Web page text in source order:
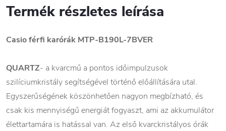
Termék részletes leírása
Casio férfi karórák MTP-B190L-7BVER
QUARTZ- a kvarcmű a pontos időimpulzusok
szilíciumkristály segítségével történő előállítására utal.
Egyszerűségének köszönhetően nagyon megbízható, és
csak kis mennyiségű energiát fogyaszt, ami az akkumulátor
élettartamára is hatással van. Az első kvarckristályos órák